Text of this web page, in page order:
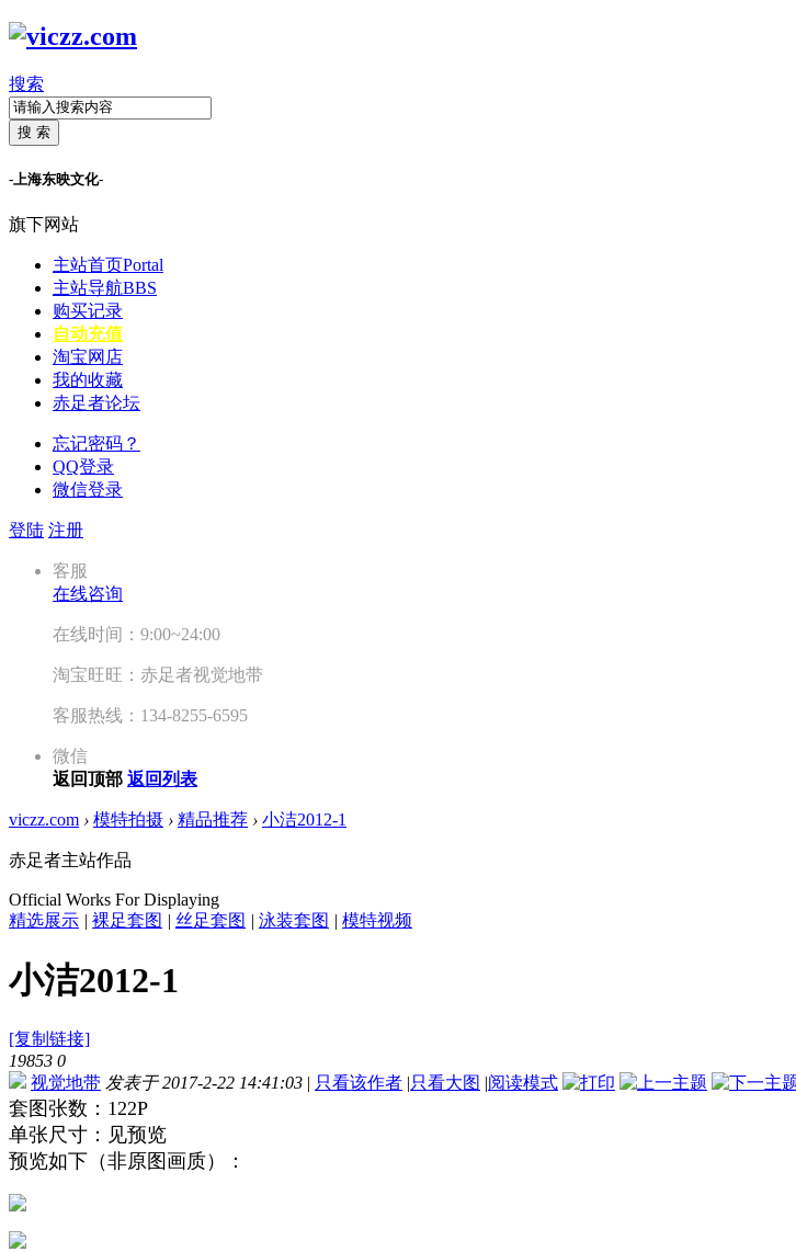
搜索
搜 索
-上海东映文化-
旗下网站
主站首页Portal
主站导航BBS
购买记录
自动充值
淘宝网店
我的收藏
赤足者论坛
忘记密码？
QQ登录
微信登录
登陆 注册
客服
在线咨询
在线时间：9:00~24:00
淘宝旺旺：赤足者视觉地带
客服热线：134-8255-6595
微信
返回顶部 返回列表
viczz.com › 模特拍摄 › 精品推荐 › 小洁2012-1
赤足者主站作品
Official Works For Displaying
精选展示 | 裸足套图 | 丝足套图 | 泳装套图 | 模特视频
小洁2012-1
[复制链接]
19853 0
视觉地带 发表于 2017-2-22 14:41:03 | 只看该作者 |只看大图 |阅读模式
套图张数：122P
单张尺寸：见预览
预览如下（非原图画质）：